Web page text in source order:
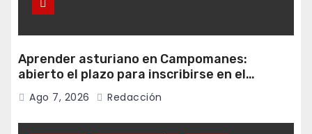
Aprender asturiano en Campomanes:
abierto el plazo para inscribirse en el
programa Falamos
Ago 7, 2026 Redacción